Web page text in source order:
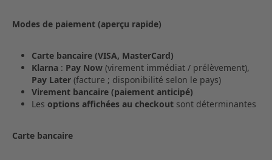
Modes de paiement (aperçu rapide)
Carte bancaire (VISA, MasterCard)
Klarna : Pay Now (virement immédiat / prélèvement),
Pay Later (facture ; disponibilité selon le pays)
Virement bancaire (paiement anticipé)
Les options affichées au checkout sont déterminantes
Carte bancaire